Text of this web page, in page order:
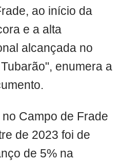
ao início da
e a alta
alcançada no
enumera a
Campo de Frade
de 2023 foi de
de 5% na